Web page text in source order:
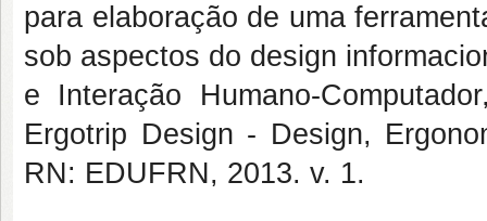
para elaboração de uma
sob aspectos do design
e Interação Humano-
Ergotrip Design - Design,
RN: EDUFRN, 2013. v. 1.